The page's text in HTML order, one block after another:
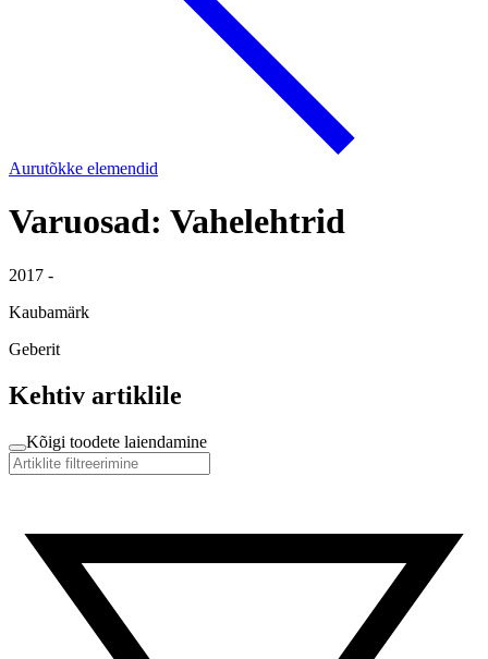
Aurutõkke elemendid
Varuosad: Vahelehtrid
2017 -
Kaubamärk
Geberit
Kehtiv artiklile
Kõigi toodete laiendamine